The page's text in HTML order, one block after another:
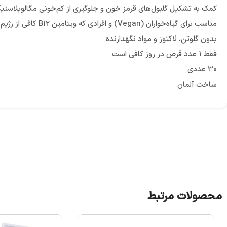
کمک به تشکیل گلبول‌های قرمز خون و جلوگیری از کم‌خونی
مناسب برای گیاه‌خواران (Vegan) و افرادی که ویتامین B12 کافی از رژیم غذایی دریافت نمی‌کنند
بدون گلوتن، لاکتوز و مواد نگهدارنده
فقط ۱ عدد قرص در روز کافی است
30 عددی
ساخت آلمان
محصولات مرتبط